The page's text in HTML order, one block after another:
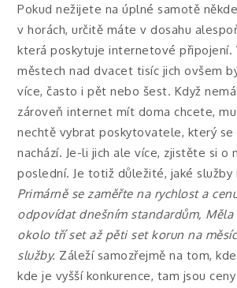
Pokud nežijete na úplné samotě
v horách, určitě máte v dosahu
která poskytuje internetové připojení.
městech nad dvacet tisíc jich ovšem
více, často i pět nebo šest. Když
zároveň internet mít doma chcete,
nechtě vybrat poskytovatele, který
nachází. Je-li jich ale více, zjistěte si o
poslední. Je totiž důležité, jaké služby
Primárně se zaměřte na rychlost a
odpovídat dnešním standardům,
okolo tří set až pěti set korun na
služby. Záleží samozřejmě na tom,
kde je vyšší konkurence, tam jsou